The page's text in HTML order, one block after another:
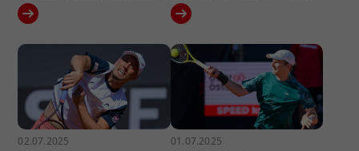
02.07.2025 01.07.2025